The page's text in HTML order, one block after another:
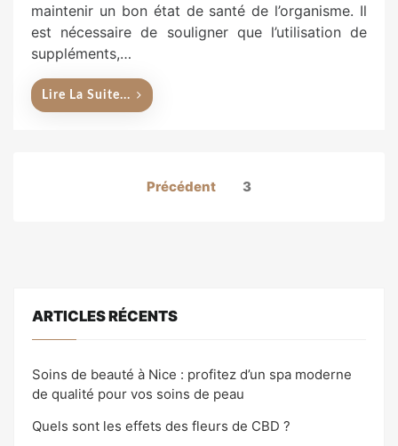
maintenir un bon état de santé de l’organisme. Il
est nécessaire de souligner que l’utilisation de
suppléments,…
Lire La Suite...
Précédent 3
ARTICLES RÉCENTS
Soins de beauté à Nice : profitez d’un spa moderne
de qualité pour vos soins de peau
Quels sont les effets des fleurs de CBD ?